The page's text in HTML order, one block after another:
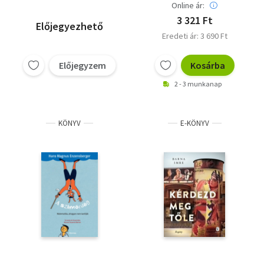
Előjegyezhető
Előjegyzem
Online ár:
3 321 Ft
Eredeti ár: 3 690 Ft
Kosárba
2 - 3 munkanap
KÖNYV E-KÖNYV